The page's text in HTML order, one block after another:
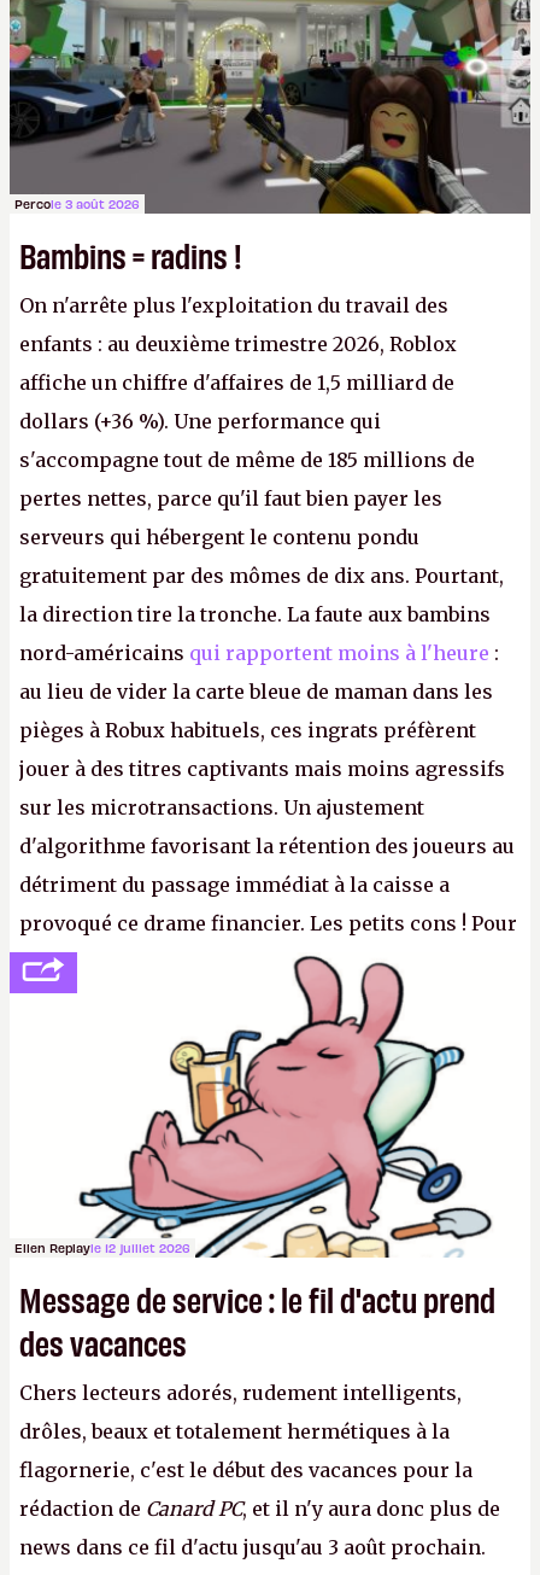
Percole 3 août 2026
Bambins = radins !
On n'arrête plus l'exploitation du travail des
enfants : au deuxième trimestre 2026, Roblox
affiche un chiffre d'affaires de 1,5 milliard de
dollars (+36 %). Une performance qui
s'accompagne tout de même de 185 millions de
pertes nettes, parce qu'il faut bien payer les
serveurs qui hébergent le contenu pondu
gratuitement par des mômes de dix ans. Pourtant,
la direction tire la tronche. La faute aux bambins
nord-américains qui rapportent moins à l'heure :
au lieu de vider la carte bleue de maman dans les
pièges à Robux habituels, ces ingrats préfèrent
jouer à des titres captivants mais moins agressifs
sur les microtransactions. Un ajustement
d'algorithme favorisant la rétention des joueurs au
détriment du passage immédiat à la caisse a
provoqué ce drame financier. Les petits cons ! Pour
se consoler, le PDG David Baszucki peut compter
sur le déblocage du jeu en Russie et l'explosion des
joueurs majeurs (+32 %). L'avenir appartient donc
aux adultes, qui ne sont jamais que des enfants
avec du pouvoir d'achat.P.
Ellen Replayle 12 juillet 2026
Message de service : le fil d'actu prend
des vacances
Chers lecteurs adorés, rudement intelligents,
drôles, beaux et totalement hermétiques à la
flagornerie, c'est le début des vacances pour la
rédaction de Canard PC, et il n'y aura donc plus de
news dans ce fil d'actu jusqu'au 3 août prochain.